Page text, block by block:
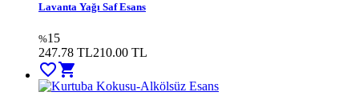
Lavanta Yağı Saf Esans
%15
247.78 TL210.00 TL
favorite_bordershopping_cart